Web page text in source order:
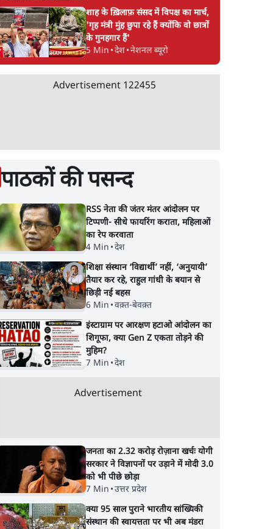
फँस
भागवत बोले- 'जेन ज़ी पर
आँख मूंदकर भरोसा,
अतुल लिमये बोले थे- 'एंटी
शाह के ख़िलाफ़ संसद में विपक्ष का मार्च,
'गृह मंत्री मुंह छुपा रहे हैं क्योंकि वो छात्रों
के गुनहगार हैं'
5 Min •देश•नेशनल ब्यूरो
Advertisement 122455
पाठकों की पसन्द
RSS नेता की जंतर मंतर आंदोलन पर
टिप्पणी- सीधे फायरिंग कराता, महिलाओं
का रेप करवाता
4 Min •देश
शिक्षा संस्थान ‘विद्यार्थी’ नहीं, ‘अनुयायी’
तैयार कर रहे, राहुल गांधी के बयान से
छिड़ी नई बहस
6 Min •वक़्त-बेवक़्त
इंस्टाग्राम पर आरक्षण हटाओ आंदोलन का
शिगूफा, क्या Gen Z एकता तोड़ने की
मुहिम?
7 Min •देश
Advertisement
जनता का 2.32 करोड़ रोज़ाना खर्चः योगी
सरकार ने विज्ञापनों पर उड़ाने में मोदी 3.0
को भी पीछे छोड़ा
7 Min •उत्तर प्रदेश
क्या 95 साल पुराने भारतीय सांख्यिकी
संस्थान की स्वायत्तता पर भी अब मंडरा